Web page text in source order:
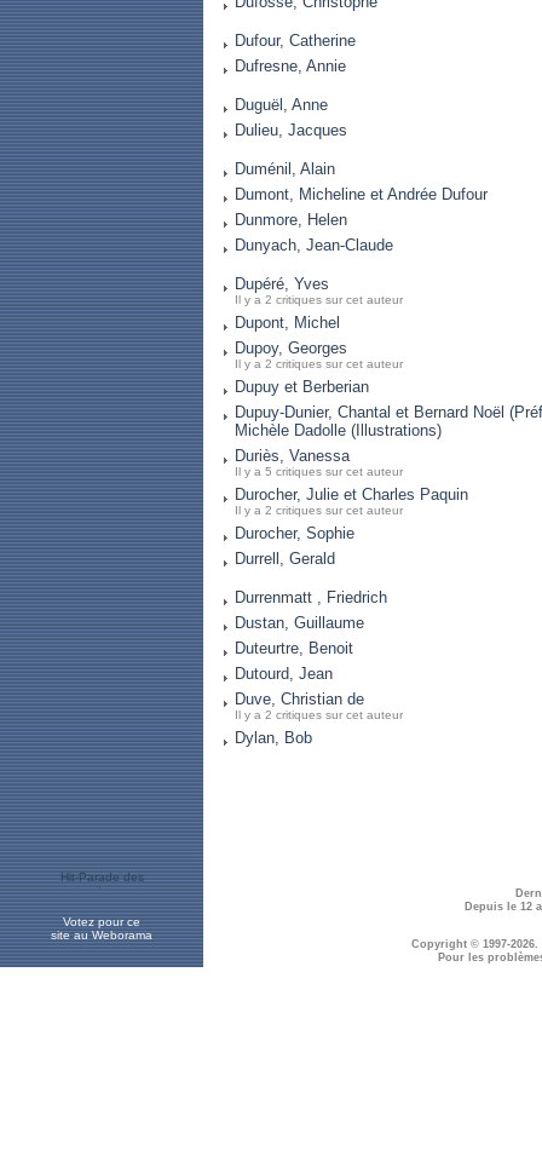
Dufour, Catherine
Dufresne, Annie
Duguël, Anne
Dulieu, Jacques
Duménil, Alain
Dumont, Micheline et Andrée Dufour
Dunmore, Helen
Dunyach, Jean-Claude
Dupéré, Yves
Il y a 2 critiques sur cet auteur
Dupont, Michel
Dupoy, Georges
Il y a 2 critiques sur cet auteur
Dupuy et Berberian
Dupuy-Dunier, Chantal et Bernard Noël
Michèle Dadolle (Illustrations)
Duriès, Vanessa
Il y a 5 critiques sur cet auteur
Durocher, Julie et Charles Paquin
Il y a 2 critiques sur cet auteur
Durocher, Sophie
Durrell, Gerald
Durrenmatt , Friedrich
Dustan, Guillaume
Duteurtre, Benoit
Dutourd, Jean
Duve, Christian de
Il y a 2 critiques sur cet auteur
Dylan, Bob
Votez pour ce
site au Weborama
Depuis le 12
Copyright © 1997-2026.
Pour les